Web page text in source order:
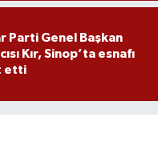
Parti Genel Başkan
Kır, Sinop’ta esnafı
etti